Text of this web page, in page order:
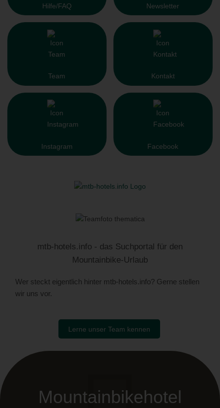
Hilfe/FAQ Newsletter
Team Kontakt
Instagram Facebook
mtb-hotels.info - das Suchportal für den
Mountainbike-Urlaub
Wer steckt eigentlich hinter mtb-hotels.info? Gerne stellen
wir uns vor.
Lerne unser Team kennen
Mountainbikehotel